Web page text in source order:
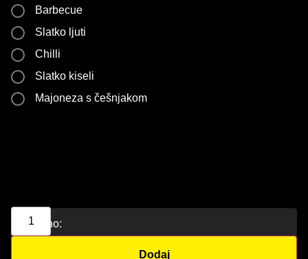
Barbecue
Slatko ljuti
Chilli
Slatko kiseli
Majoneza s češnjakom
Ukupno:
Dodaj